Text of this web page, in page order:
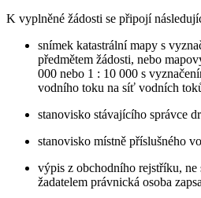
K vyplněné žádosti se připojí
snímek katastrální mapy s
předmětem žádosti, nebo
000 nebo 1 : 10 000 s
vodního toku na síť vodních
stanovisko stávajícího správce
stanovisko místně příslušného
výpis z obchodního rejstříku, ne
žadatelem právnická osoba